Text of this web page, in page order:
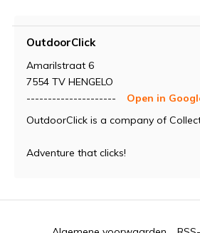
OutdoorClick
Amarilstraat 6
7554 TV HENGELO
---------------------
Open in
OutdoorClick is a company of
Adventure that clicks!